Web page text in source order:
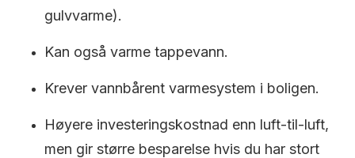
gulvvarme).
Kan også varme tappevann.
Krever vannbårent varmesystem i boligen.
Høyere investeringskostnad enn luft-til-luft,
men gir større besparelse hvis du har stort